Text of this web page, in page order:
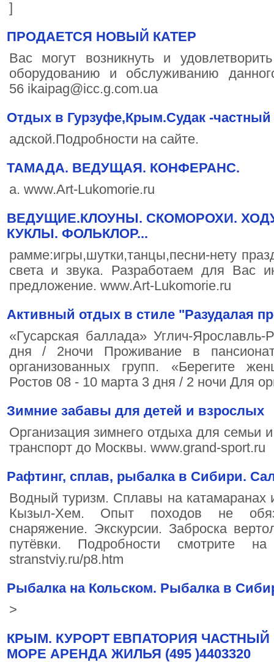
]
ПРОДАЕТСЯ НОВЫЙ КАТЕР
Вас могут возникнуть и
оборудованию и обслуживанию
56 ikaipag@icc.g.com.ua
Отдых в Гурзуфе,Крым.Судак -частный
адской.Подробности на сайте.
ТАМАДА. ВЕДУЩАЯ. КОНФЕРАНС.
а. www.Art-Lukomorie.ru
ВЕДУЩИЕ.КЛОУНЫ. СКОМОРОХИ.
КУКЛЫ. ФОЛЬКЛОР...
рамме:игры,шутки,танцы,песни-нету
света и звука. Разработаем для Вас
предложение. www.Art-Lukomorie.ru
Активный отдых в стиле "Разудалая
«Гусарская баллада» Углич-
дня / 2ночи Проживание в
организованных групп. «Берегите
Ростов 08 - 10 марта 3 дня / 2 ночи Для
Зимние забавы для детей и взрослых
Организация зимнего отдыха для семьи
транспорт до Москвы. www.grand-sport.ru
Рафтинг, сплав, рыбалка в Сибири.
Водный туризм. Сплавы на катамаранах
Кызыл-Хем. Опыт походов не
снаряжение. Экскурсии. Заброска
путёвки. Подробности смотрите на
stranstviy.ru/p8.htm
Рыбалка на Кольском. Рыбалка в
>
КРЫМ. КУРОРТ ЕВПАТОРИЯ
МОРЕ АРЕНДА ЖИЛЬЯ (495 )4403320